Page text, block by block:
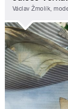
Václav Žmolík,